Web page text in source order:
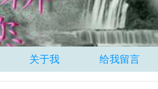
关于我 给我留言